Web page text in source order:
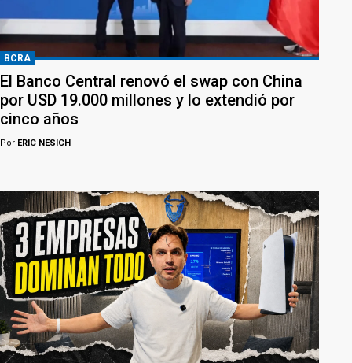
BCRA
El Banco Central renovó el swap con China
por USD 19.000 millones y lo extendió por
cinco años
Por ERIC NESICH